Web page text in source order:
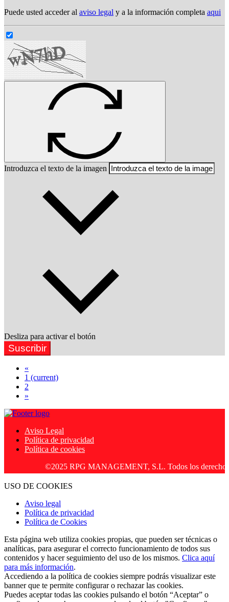
Puede usted acceder al aviso legal y a la información completa aqui
Introduzca el texto de la imagen
Desliza para activar el botón
Suscribir
«
1 (current)
2
»
Aviso Legal
Política de privacidad
Política de cookies
©2025 RPG MANAGEMENT, S.L. Todos los derechos
USO DE COOKIES
Aviso legal
Política de privacidad
Política de Cookies
Esta página web utiliza cookies propias, que pueden ser técnicas o
analíticas, para asegurar el correcto funcionamiento de todos sus
contenidos y hacer seguimiento del uso de los mismos. Clica aquí
para más información.
Accediendo a la política de cookies siempre podrás visualizar este
banner que te permite configurar o rechazar las cookies.
Puedes aceptar todas las cookies pulsando el botón “Aceptar” o